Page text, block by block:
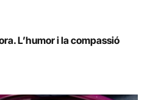
L’humor i la compassió